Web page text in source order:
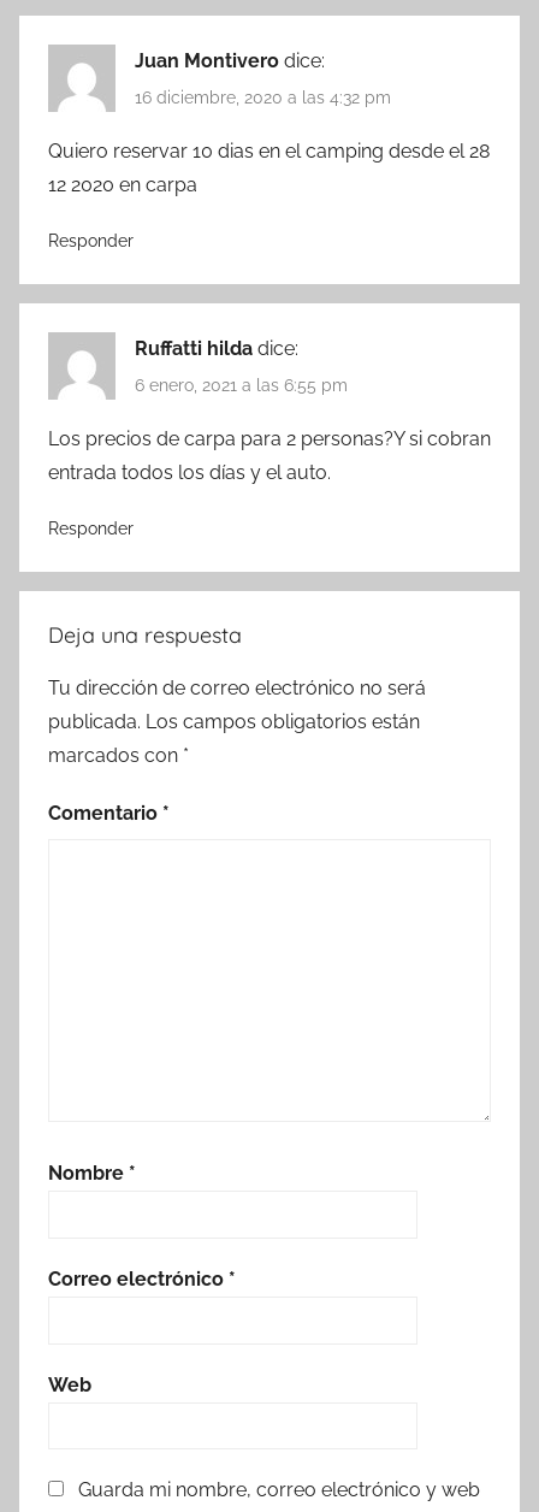
Juan Montivero dice:
16 diciembre, 2020 a las 4:32 pm
Quiero reservar 10 dias en el camping desde el 28
12 2020 en carpa
Responder
Ruffatti hilda dice:
6 enero, 2021 a las 6:55 pm
Los precios de carpa para 2 personas?Y si cobran
entrada todos los días y el auto.
Responder
Deja una respuesta
Tu dirección de correo electrónico no será
publicada. Los campos obligatorios están
marcados con *
Comentario *
Nombre *
Correo electrónico *
Web
Guarda mi nombre, correo electrónico y web